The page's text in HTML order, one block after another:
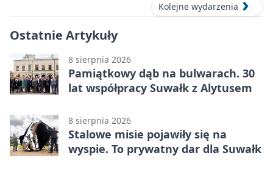
Kolejne wydarzenia
Ostatnie Artykuły
8 sierpnia 2026
Pamiątkowy dąb na bulwarach. 30
lat współpracy Suwałk z Alytusem
8 sierpnia 2026
Stalowe misie pojawiły się na
wyspie. To prywatny dar dla Suwałk